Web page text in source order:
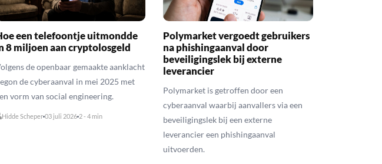
een telefoontje uitmondde
8 miljoen aan cryptolosgeld
de openbaar gemaakte aanklacht
de cyberaanval in mei 2025 met
vorm van social engineering.
Hidde Scheper 03 juli 2026 2 - 4 min
Polymarket vergoedt gebruikers
na phishingaanval door
beveiligingslek bij externe
leverancier
Polymarket is getroffen door een
cyberaanval waarbij aanvallers via een
beveiligingslek bij een externe
leverancier een phishingaanval
uitvoerden.